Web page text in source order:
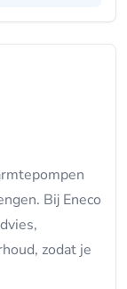
Bij Eneco
zodat je